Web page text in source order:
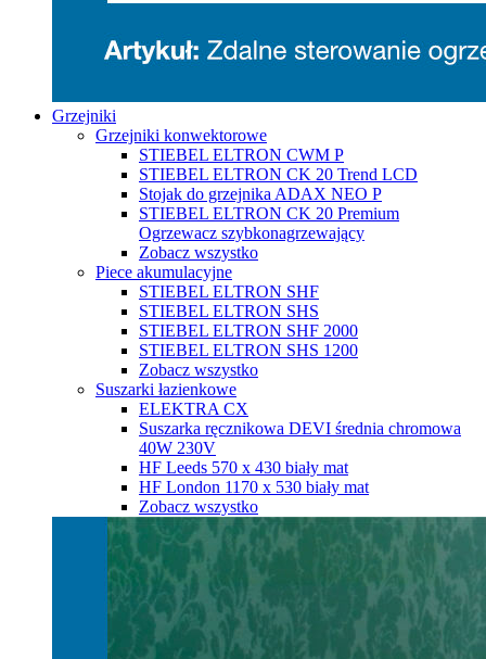
Grzejniki
Grzejniki konwektorowe
STIEBEL ELTRON CWM P
STIEBEL ELTRON CK 20 Trend LCD
Stojak do grzejnika ADAX NEO P
STIEBEL ELTRON CK 20 Premium
Ogrzewacz szybkonagrzewający
Zobacz wszystko
Piece akumulacyjne
STIEBEL ELTRON SHF
STIEBEL ELTRON SHS
STIEBEL ELTRON SHF 2000
STIEBEL ELTRON SHS 1200
Zobacz wszystko
Suszarki łazienkowe
ELEKTRA CX
Suszarka ręcznikowa DEVI średnia chromowa
40W 230V
HF Leeds 570 х 430 biały mat
HF London 1170 х 530 biały mat
Zobacz wszystko